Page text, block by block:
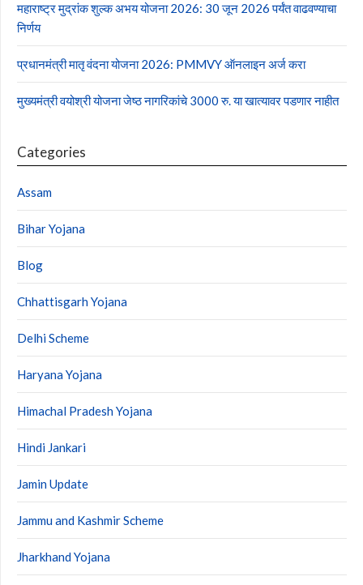
महाराष्ट्र मुद्रांक शुल्क अभय योजना 2026: 30 जून 2026 पर्यंत वाढवण्याचा
निर्णय
प्रधानमंत्री मातृ वंदना योजना 2026: PMMVY ऑनलाइन अर्ज करा
मुख्यमंत्री वयोश्री योजना जेष्ठ नागरिकांचे 3000 रु. या खात्यावर पडणार नाहीत
Categories
Assam
Bihar Yojana
Blog
Chhattisgarh Yojana
Delhi Scheme
Haryana Yojana
Himachal Pradesh Yojana
Hindi Jankari
Jamin Update
Jammu and Kashmir Scheme
Jharkhand Yojana